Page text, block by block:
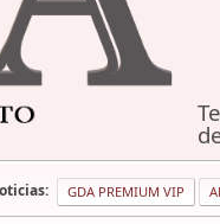
GDA PREMIUM VIP